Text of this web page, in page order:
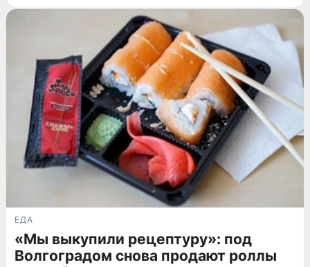
ЕДА
«Мы выкупили рецептуру»: под
Волгоградом снова продают роллы